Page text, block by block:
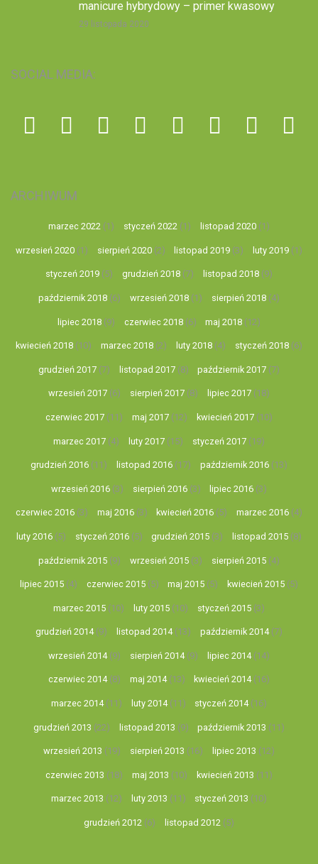
manicure hybrydowy – primer kwasowy
29 listopada 2020
SOCIAL MEDIA:
ARCHIWUM
marzec 2022 (1) styczeń 2022 (1) listopad 2020(1)
wrzesień 2020(1) sierpień 2020(2) listopad 2019 (3) luty 2019 (1)
styczeń 2019 (5) grudzień 2018 (7) listopad 2018(9)
październik 2018 (6) wrzesień 2018 (1) sierpień 2018(4)
lipiec 2018(9) czerwiec 2018(6) maj 2018 (12)
kwiecień 2018 (10) marzec 2018 (2) luty 2018(4) styczeń 2018(6)
grudzień 2017(7) listopad 2017(8) październik 2017 (7)
wrzesień 2017 (6) sierpień 2017 (8) lipiec 2017(18)
czerwiec 2017 (11) maj 2017 (12) kwiecień 2017(10)
marzec 2017 (4) luty 2017 (15) styczeń 2017(19)
grudzień 2016 (11) listopad 2016 (17) październik 2016(13)
wrzesień 2016(3) sierpień 2016(3) lipiec 2016 (3)
czerwiec 2016(3) maj 2016(3) kwiecień 2016 (5) marzec 2016 (4)
luty 2016(5) styczeń 2016(5) grudzień 2015 (3) listopad 2015 (8)
październik 2015 (9) wrzesień 2015 (3) sierpień 2015(4)
lipiec 2015(4) czerwiec 2015(5) maj 2015 (5) kwiecień 2015 (5)
marzec 2015 (10) luty 2015 (10) styczeń 2015(3)
grudzień 2014(9) listopad 2014(13) październik 2014(7)
wrzesień 2014(9) sierpień 2014(9) lipiec 2014(14)
czerwiec 2014(8) maj 2014(13) kwiecień 2014(16)
marzec 2014(11) luty 2014(11) styczeń 2014(16)
grudzień 2013 (22) listopad 2013 (9) październik 2013 (11)
wrzesień 2013 (19) sierpień 2013 (16) lipiec 2013 (12)
czerwiec 2013 (18) maj 2013 (10) kwiecień 2013 (11)
marzec 2013 (12) luty 2013 (11) styczeń 2013 (10)
grudzień 2012 (6) listopad 2012(5)